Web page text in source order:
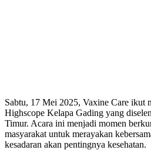
Sabtu, 17 Mei 2025, Vaxine Care ikut
Highscope Kelapa Gading yang
Timur. Acara ini menjadi momen
masyarakat untuk merayakan
kesadaran akan pentingnya kesehatan.